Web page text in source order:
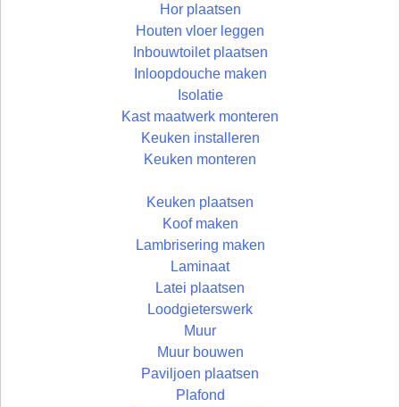
Hor plaatsen
Houten vloer leggen
Inbouwtoilet plaatsen
Inloopdouche maken
Isolatie
Kast maatwerk monteren
Keuken installeren
Keuken monteren
Keuken plaatsen
Koof maken
Lambrisering maken
Laminaat
Latei plaatsen
Loodgieterswerk
Muur
Muur bouwen
Paviljoen plaatsen
Plafond